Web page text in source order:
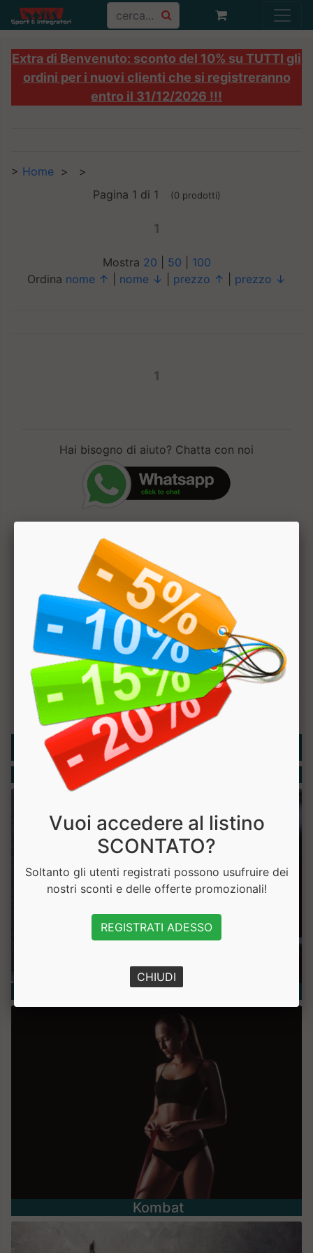
Extra di Benvenuto: sconto del 10% su TUTTI gli
ordini per i nuovi clienti che si registreranno
entro il 31/12/2026 !!!
> Home >
>
Pagina 1 di 1
(0 prodotti)
1
Mostra 20 50
100
Ordina nome ↑ nome ↓ prezzo ↑ prezzo ↓
1
Hai bisogno di aiuto? Chatta con noi
Rubriche
Nutrizione e Benessere
Kombat
Vuoi accedere al listino
SCONTATO?
Soltanto gli utenti registrati possono usufruire dei
nostri sconti e delle offerte promozionali!
REGISTRATI ADESSO
CHIUDI